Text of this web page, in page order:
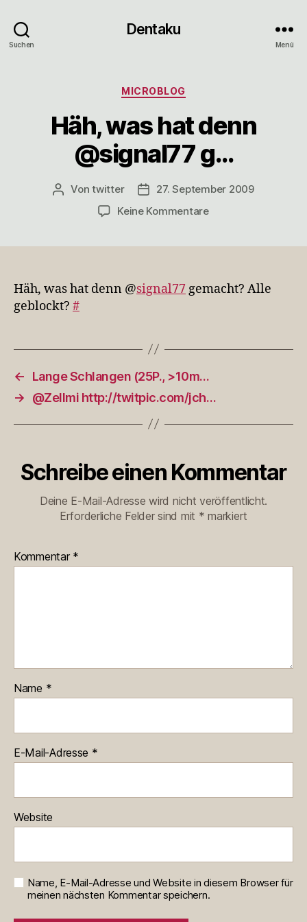
Suchen
Dentaku
Menü
Kategorien
MICROBLOG
Häh, was hat denn
@signal77 g…
Beitragsautor
Vontwitter Veröffentlichungsdatum
27. September 2009
Keine Kommentarezu
@signal77
Häh, was hat denn @signal77 gemacht? Alle
geblockt? #
←
Lange Schlangen (25P., >10m…
→
@Zellmi http://twitpic.com/jch…
Schreibe einen Kommentar
Deine E-Mail-Adresse wird nicht veröffentlicht.
Erforderliche Felder sind mit * markiert
Kommentar *
Name *
E-Mail-Adresse *
Website
Name, E-Mail-Adresse und Website in diesem Browser für
meinen nächsten Kommentar speichern.